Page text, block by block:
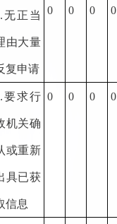
无正当
由大量
复申请
0 0 0 0
要求行
机关确
或重新
具已获
信息
0 0 0 0